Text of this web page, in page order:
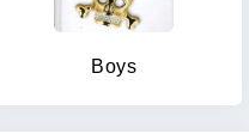
Boys